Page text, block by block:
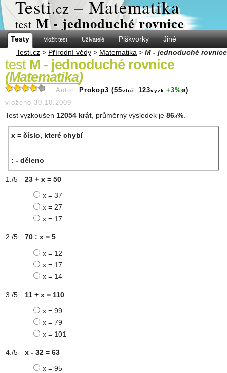
Testi.cz – Matematika
test M - jednoduché rovnice
Testy Vložit test Uživatelé Piškvorky
Jiné
Testi.cz > Přírodní vědy > Matematika > M - jednoduché rovnice
test M - jednoduché rovnice
(Matematika)
Autor: Prokop3 (55vlož. 123vyzk. +3%ø) ...
vloženo 30.10.2009
Test vyzkoušen 12054 krát , průměrný výsledek je 86 .4%
x = číslo, které chybí
: - děleno
23 + x = 50
x = 37
x = 27
x = 17
70 : x = 5
x = 12
x = 17
x = 14
11 + x = 110
x = 99
x = 79
x = 101
x - 32 = 63
x = 95